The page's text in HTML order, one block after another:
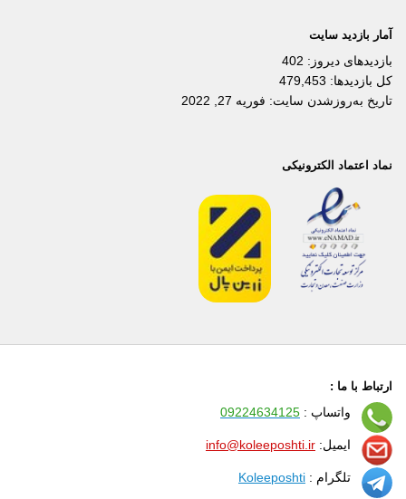
آمار بازدید سایت
بازدیدهای دیروز: 402
کل بازدیدها: 479,453
تاریخ به‌روزشدن سایت: فوریه 27, 2022
نماد اعتماد الکترونیکی
ارتباط با ما :
واتساپ : 09224634125
ایمیل: info@koleeposhti.ir
تلگرام : Koleeposhti